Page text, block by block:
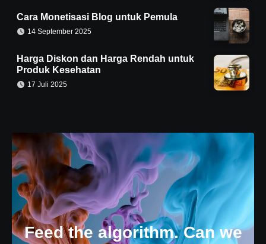
Cara Monetisasi Blog untuk Pemula
14 September 2025
Harga Diskon dan Harga Rendah untuk
Produk Kesehatan
17 Juli 2025
Feed the algorithm. Can we